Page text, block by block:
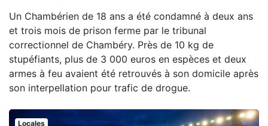
Un Chambérien de 18 ans a été condamné à deux ans
et trois mois de prison ferme par le tribunal
correctionnel de Chambéry. Près de 10 kg de
stupéfiants, plus de 3 000 euros en espèces et deux
armes à feu avaient été retrouvés à son domicile après
son interpellation pour trafic de drogue.
Locales